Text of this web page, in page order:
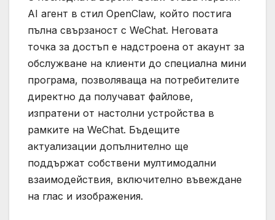
AI агент в стил OpenClaw, който постига
пълна свързаност с WeChat. Неговата
точка за достъп е надстроена от акаунт за
обслужване на клиенти до специална мини
програма, позволяваща на потребителите
директно да получават файлове,
изпратени от настолни устройства в
рамките на WeChat. Бъдещите
актуализации допълнително ще
поддържат собствени мултимодални
взаимодействия, включително въвеждане
на глас и изображения.